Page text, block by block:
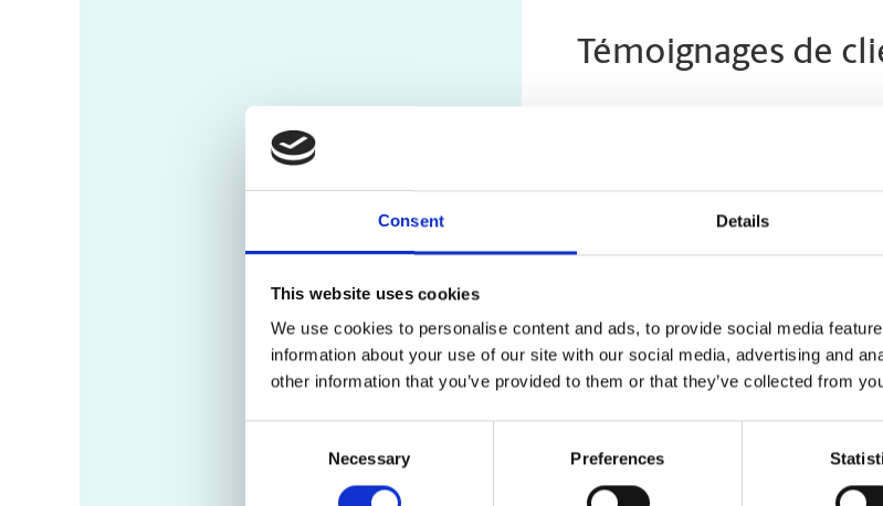
Consent Details
This website uses cookies
We use cookies to personalise content and ads, to provide social media
information about your use of our site with our social media, advertising and
other information that you’ve provided to them or that they’ve collected from
Necessary Preferences
Témoignages de
Sans vous, nos chers clients, nous ne
vécue à notre centre ? À partir de
les sujets présentés et racontez-nous
Nous sommes fiers d’appartenir à un
clients et notre communauté nous
Laissez-vous surprendre par tout ce